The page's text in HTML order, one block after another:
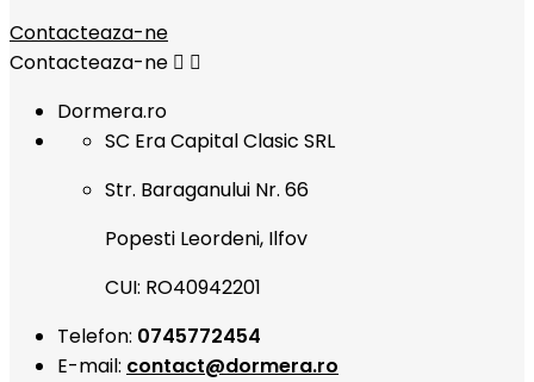
Contacteaza-ne
Contacteaza-ne  
Dormera.ro
SC Era Capital Clasic SRL
Str. Baraganului Nr. 66
Popesti Leordeni, Ilfov
CUI: RO40942201
Telefon: 0745772454
E-mail: contact@dormera.ro